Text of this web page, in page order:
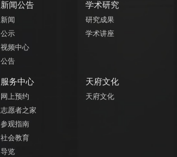
新闻公告
新闻
公示
视频中心
公告
学术研究
研究成果
学术讲座
服务中心
网上预约
志愿者之家
参观指南
社会教育
导览
天府文化
天府文化